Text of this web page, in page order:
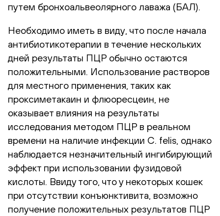
путем бронхоальвеолярного лаважа (БАЛ).
Необходимо иметь в виду, что после начала
антибиотикотерапии в течение нескольких
дней результаты ПЦР обычно остаются
положительными. Использование растворов
для местного применения, таких как
проксиметакаин и флюоресцеин, не
оказывает влияния на результаты
исследования методом ПЦР в реальном
времени на наличие инфекции C. felis, однако
наблюдается незначительный ингибирующий
эффект при использовании фузидовой
кислоты. Ввиду того, что у некоторых кошек
при отсутствии конъюнктивита, возможно
получение положительных результатов ПЦР